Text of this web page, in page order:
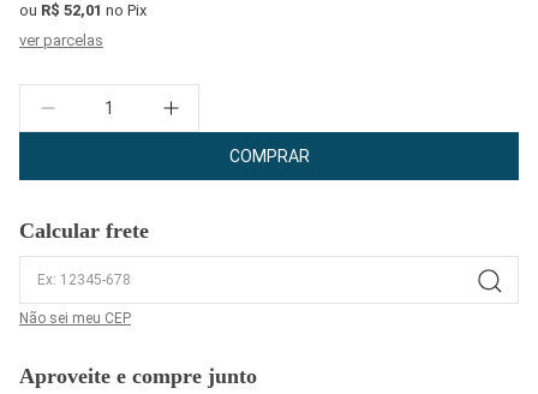
ou R$ 52,01 no Pix
ver parcelas
Quantidade
COMPRAR
Calcular frete
Não sei meu CEP
Aproveite e compre junto